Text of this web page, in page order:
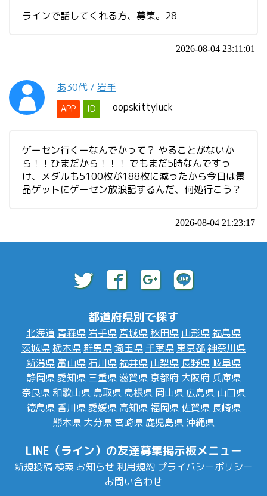
ラインで話してくれる方、募集。28
2026-08-04 23:11:01
あ30代 / 岩手
APP ID oopskittyluck
ゲーセン行くーなんでかって？ やることがないか
ら！！ひまだから！！！ でもまだ5時なんですっ
け、メダルも5100枚が188枚に減ったから今日は景
品ゲットにゲーセン放浪記するんだ、何処行こう？
2026-08-04 21:23:17
都道府県別で探す
北海道 青森県 岩手県 宮城県 秋田県 山形県福島県
茨城県 栃木県群馬県埼玉県 千葉県 東京都神奈川県
新潟県 富山県 石川県福井県 山梨県 長野県 岐阜県
静岡県愛知県 三重県滋賀県 京都府 大阪府 兵庫県
奈良県 和歌山県 鳥取県 島根県 岡山県 広島県 山口県
徳島県 香川県愛媛県 高知県福岡県 佐賀県 長崎県
熊本県 大分県 宮崎県 鹿児島県 沖縄県
LINE（ライン）の友達募集掲示板メニュー
新規投稿 検索 お知らせ 利用規約 プライバシーポリシー
お問い合わせ